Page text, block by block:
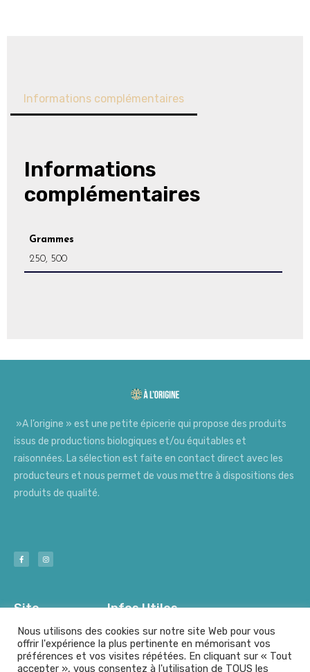
Informations complémentaires
Informations
complémentaires
Grammes
250, 500
»A l’origine » est une petite épicerie qui propose des produits
issus de productions biologiques et/ou équitables et
raisonnées. La sélection est faite en contact direct avec les
producteurs et nous permet de vous mettre à dispositions des
produits de qualité.
Site Infos Utiles
Nous utilisons des cookies sur notre site Web pour vous
offrir l'expérience la plus pertinente en mémorisant vos
préférences et vos visites répétées. En cliquant sur « Tout
accepter », vous consentez à l'utilisation de TOUS les